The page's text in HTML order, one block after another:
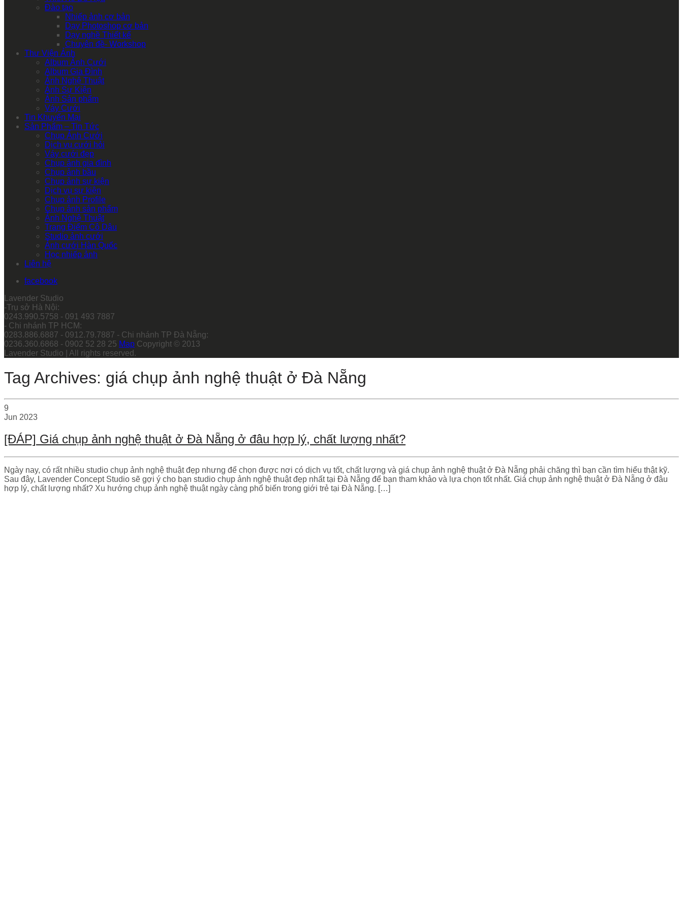
Đào tạo
Nhiếp ảnh cơ bản
Dạy Photoshop cơ bản
Dạy nghề Thiết kế
Chuyên đề- Workshop
Thư Viện Ảnh
Album Ảnh Cưới
Album Gia Đình
Ảnh Nghệ Thuật
Ảnh Sự Kiện
Ảnh Sản phẩm
Váy Cưới
Tin Khuyến Mại
Sản Phẩm – Tin Tức
Chụp Ảnh Cưới
Dịch vụ cưới hỏi
Váy cưới đẹp
Chụp ảnh gia đình
Chụp ảnh bầu
Chụp ảnh sự kiện
Dịch vụ sự kiện
Chụp ảnh Profile
Chụp ảnh sản phẩm
Ảnh Nghệ Thuật
Trang Điểm Cô Dâu
Studio ảnh cưới
Ảnh cưới Hàn Quốc
Học nhiếp ảnh
Liên hệ
facebook
Lavender Studio
-Trụ sở Hà Nội:
0243.990.5758 - 091 493 7887
- Chi nhánh TP HCM:
0283.886.6887 - 0912.79.7887 - Chi nhánh TP Đà Nẵng:
0236.360.6868 - 0902 52 28 25 Map Copyright © 2013
Lavender Studio | All rights reserved.
Tag Archives: giá chụp ảnh nghệ thuật ở Đà Nẵng
9
Jun 2023
[ĐÁP] Giá chụp ảnh nghệ thuật ở Đà Nẵng ở đâu hợp lý, chất lượng nhất?
Ngày nay, có rất nhiều studio chụp ảnh nghệ thuật đẹp nhưng để chọn được nơi có dịch vụ tốt, chất lượng và giá chụp ảnh nghệ thuật ở Đà Nẵng phải chăng thì bạn cần tìm hiểu thật kỹ.
Sau đây, Lavender Concept Studio sẽ gợi ý cho bạn studio chụp ảnh nghệ thuật đẹp nhất tại Đà Nẵng để bạn tham khảo và lựa chọn tốt nhất. Giá chụp ảnh nghệ thuật ở Đà Nẵng ở đâu
hợp lý, chất lượng nhất? Xu hướng chụp ảnh nghệ thuật ngày càng phổ biến trong giới trẻ tại Đà Nẵng. […]